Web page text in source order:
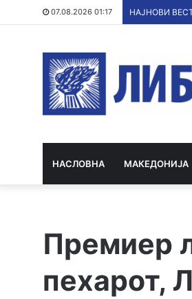
07.08.2026 01:17 НАЈНОВИ
НАСЛОВНА МАКЕДОНИЈА
Премиер
пехарот,